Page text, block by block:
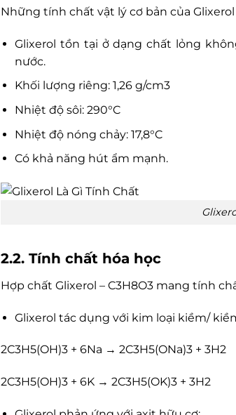
Những tính chất vật lý cơ bản của
Glixerol tồn tại ở dạng chất lỏng
nước.
Khối lượng riêng: 1,26 g/cm3
Nhiệt độ sôi: 290°C
Nhiệt độ nóng chảy: 17,8°C
Có khả năng hút ẩm mạnh.
2.2. Tính chất hóa học
Hợp chất Glixerol – C3H8O3 mang tính
Glixerol tác dụng với kim loại kiềm/
2C3H5(OH)3 + 6Na → 2C3H5(ONa)3 + 3H2
2C3H5(OH)3 + 6K → 2C3H5(OK)3 + 3H2